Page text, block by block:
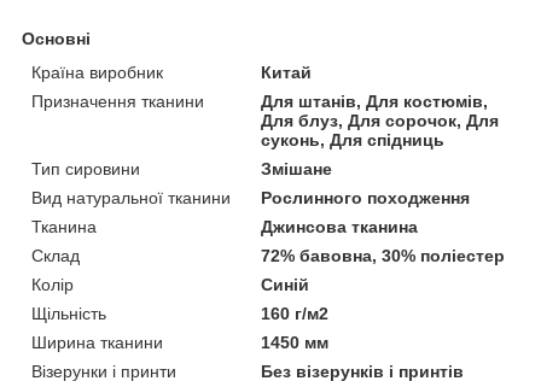
Основні
Країна виробник
Китай
Призначення тканини
Для штанів, Для костюмів,
Для блуз, Для сорочок, Для
суконь, Для спідниць
Тип сировини
Змішане
Вид натуральної тканини
Рослинного походження
Тканина
Джинсова тканина
Склад
72% бавовна, 30% поліестер
Колір
Синій
Щільність
160 г/м2
Ширина тканини
1450 мм
Візерунки і принти
Без візерунків і принтів